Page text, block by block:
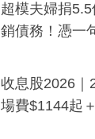
超模夫婦捐
銷債務！憑一
一度被誤當詐
收息股2026｜
場費$1144起